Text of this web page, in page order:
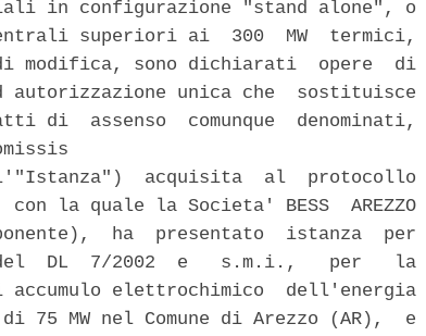
in configurazione "stand alone", o
superiori ai  300  MW  termici,
sono dichiarati  opere  di
unica che  sostituisce
di  assenso  comunque  denominati,
acquisita  al  protocollo
con la quale la Societa' BESS  AREZZO
ha  presentato  istanza  per
DL  7/2002  e   s.m.i.,   per   la
elettrochimico  dell'energia
75 MW nel Comune di Arezzo (AR),  e